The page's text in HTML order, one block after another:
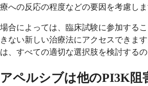
療への反応の程度などの要因を考慮しま
場合によっては、臨床試験に参加する
きない新しい治療法にアクセスできま
は、すべての適切な選択肢を検討するの
アペルシブは他のPI3K阻